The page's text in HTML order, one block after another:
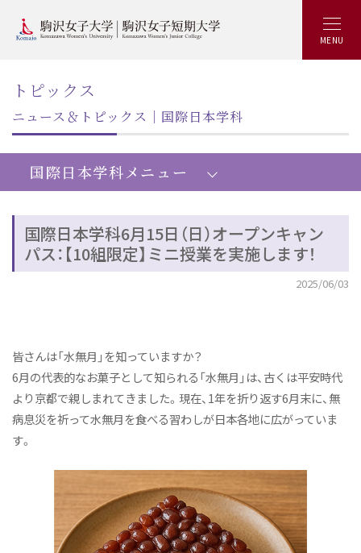
MENU
トピックス
ニュース＆トピックス｜国際日本学科
国際日本学科6月15日（日）オープンキャン
パス：【10組限定】ミニ授業を実施します！
2025/06/03
皆さんは「水無月」を知っていますか？
6月の代表的なお菓子として知られる「水無月」は、古くは平安時代
より京都で親しまれてきました。現在、1年を折り返す6月末に、無
病息災を祈って水無月を食べる習わしが日本各地に広がっていま
す。
国際日本学科メニュー
共創文化学部国際日本学科：トップ
教員紹介
令和6年度（2024年度）以前入学者 人間総合学群 人間文
化学類 日本文化専攻トップへ
ニュース&トピックス
トピックス
国際日本学科コラム